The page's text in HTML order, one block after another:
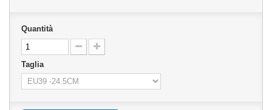
Quantità
Taglia